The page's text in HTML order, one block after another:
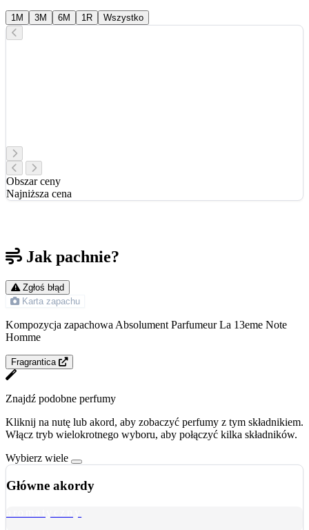
1M 3M 6M 1R Wszystko
Obszar ceny
Najniższa cena
Jak pachnie?
Zgłoś błąd
Karta zapachu
Kompozycja zapachowa Absolument Parfumeur La 13eme Note
Homme
Fragrantica
Znajdź podobne perfumy
Kliknij na nutę lub akord, aby zobaczyć perfumy z tym składnikiem.
Włącz tryb wielokrotnego wyboru, aby połączyć kilka składników.
Wybierz wiele
Główne akordy